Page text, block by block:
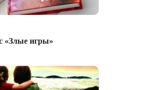
«Злые игры»